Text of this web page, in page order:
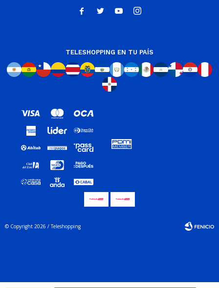
   
TELESHOPPING EN TU PAÍS
© Copyright 2026 / Teleshopping